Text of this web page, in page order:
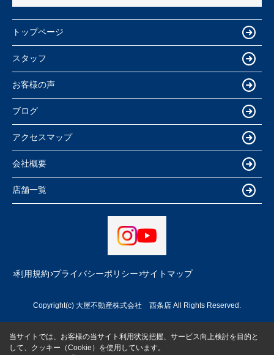
トップページ
スタッフ
お客様の声
ブログ
アクセスマップ
会社概要
店舗一覧
利用規約 プライバシーポリシー サイトマップ
Copyright(c) 大屋不動産株式会社 西条店 All Rights Reserved.
当サイトでは、お客様の当サイト利用状況把握、サービス向上検討を目的と
して、クッキー（Cookie）を使用しています。